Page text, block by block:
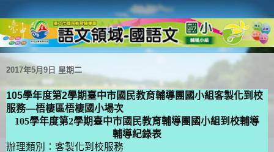
2017年5月9日 星期二
105學年度第2學期臺中市國民教育輔導團國小組客製化到校
服務—梧棲區梧棲國小場次
105學年度第2學期臺中市國民教育輔導團國小組到校輔導
輔導紀錄表
辦理類別：客製化到校服務